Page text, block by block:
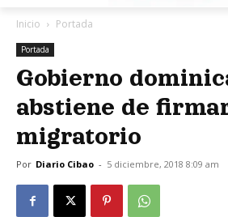
Inicio Portada
Portada
Gobierno
abstiene de
migratorio
Por Diario Cibao - 5 diciembre, 2018 8:09 am